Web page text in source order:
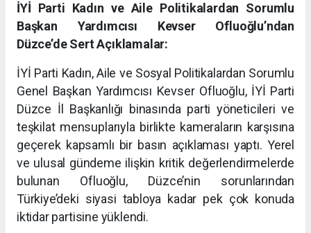
İYİ Parti Kadın ve Aile Politikalardan Sorumlu
Başkan Yardımcısı Kevser Ofluoğlu’ndan
Düzce’de Sert Açıklamalar:
İYİ Parti Kadın, Aile ve Sosyal Politikalardan Sorumlu
Genel Başkan Yardımcısı Kevser Ofluoğlu, İYİ Parti
Düzce İl Başkanlığı binasında parti yöneticileri ve
teşkilat mensuplarıyla birlikte kameraların karşısına
geçerek kapsamlı bir basın açıklaması yaptı. Yerel
ve ulusal gündeme ilişkin kritik değerlendirmelerde
bulunan Ofluoğlu, Düzce’nin sorunlarından
Türkiye’deki siyasi tabloya kadar pek çok konuda
iktidar partisine yüklendi.